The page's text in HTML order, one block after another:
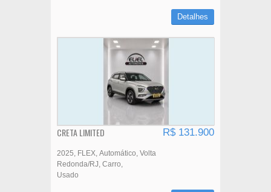
Detalhes
CRETA LIMITED R$ 131.900
2025 FLEX Automático Volta
Redonda/RJ Carro
Usado